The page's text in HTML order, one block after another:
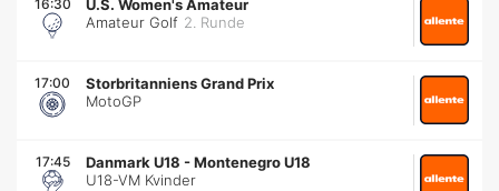
16:30
U.S. Women's Amateur
Amateur Golf 2. Runde
17:00
Storbritanniens Grand Prix
MotoGP
17:45 Danmark U18 -Montenegro U18
U18-VM Kvinder